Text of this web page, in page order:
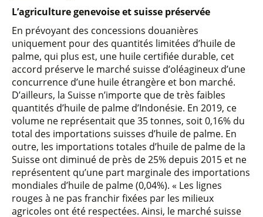
L’agriculture genevoise et suisse préservée
En prévoyant des concessions douanières
uniquement pour des quantités limitées d’huile de
palme, qui plus est, une huile certifiée durable, cet
accord préserve le marché suisse d’oléagineux d’une
concurrence d’une huile étrangère et bon marché.
D’ailleurs, la Suisse n’importe que de très faibles
quantités d’huile de palme d’Indonésie. En 2019, ce
volume ne représentait que 35 tonnes, soit 0,16% du
total des importations suisses d’huile de palme. En
outre, les importations totales d’huile de palme de la
Suisse ont diminué de près de 25% depuis 2015 et ne
représentent qu’une part marginale des importations
mondiales d’huile de palme (0,04%). « Les lignes
rouges à ne pas franchir fixées par les milieux
agricoles ont été respectées. Ainsi, le marché suisse